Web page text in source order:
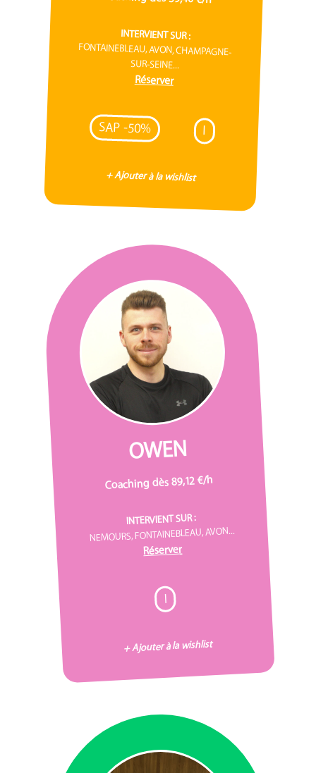
INTERVIENT SUR :
FONTAINEBLEAU, AVON, CHAMPAGNE-
SUR-SEINE...
Réserver
SAP -50% I
+ Ajouter à la wishlist
OWEN
Coaching dès 89,12 €/h
INTERVIENT SUR :
NEMOURS, FONTAINEBLEAU, AVON...
Réserver
I
+ Ajouter à la wishlist